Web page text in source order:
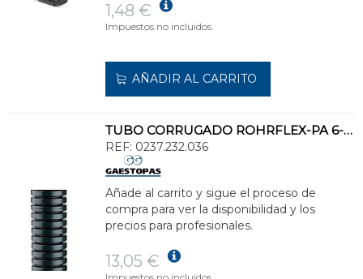
1,48 €
Impuestos no incluidos.
AÑADIR AL CARRITO
TUBO CORRUGADO ROHRFLEX-PA 6-CSA 1.1/4" NEGRO
REF: 0237.232.036
Añade al carrito y sigue el proceso de
compra para ver la disponibilidad y los
precios para profesionales.
13,05 €
Impuestos no incluidos.